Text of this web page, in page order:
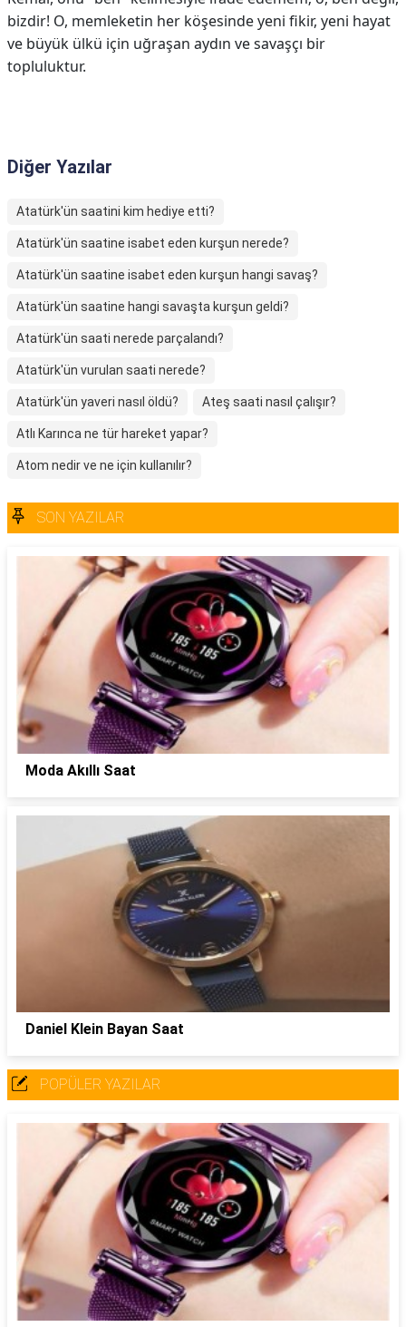
bizdir! O, memleketin her köşesinde yeni fikir, yeni hayat
ve büyük ülkü için uğraşan aydın ve savaşçı bir
topluluktur.
Diğer Yazılar
Atatürk'ün saatini kim hediye etti?
Atatürk'ün saatine isabet eden kurşun nerede?
Atatürk'ün saatine isabet eden kurşun hangi savaş?
Atatürk'ün saatine hangi savaşta kurşun geldi?
Atatürk'ün saati nerede parçalandı?
Atatürk'ün vurulan saati nerede?
Atatürk'ün yaveri nasıl öldü? Ateş saati nasıl çalışır?
Atlı Karınca ne tür hareket yapar?
Atom nedir ve ne için kullanılır?
SON YAZILAR
Moda Akıllı Saat
Daniel Klein Bayan Saat
POPÜLER YAZILAR